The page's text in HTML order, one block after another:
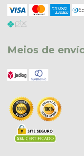
Meios de